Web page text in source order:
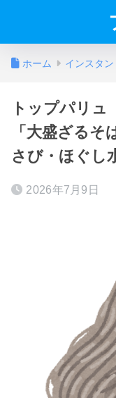
ホーム インスタン
トップパリュ
「大盛ざる
さび・ほぐし
2026年7月9日